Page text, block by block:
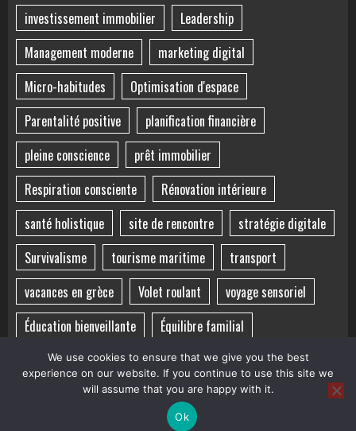
investissement immobilier
Leadership
Management moderne
marketing digital
Micro-habitudes
Optimisation d'espace
Parentalité positive
planification financière
pleine conscience
prêt immobilier
Respiration consciente
Rénovation intérieure
santé holistique
site de rencontre
stratégie digitale
Survivalisme
tourisme maritime
transport
vacances en grèce
Volet roulant
voyage sensoriel
Éducation bienveillante
Équilibre familial
Équilibre mental
Équilibre vie-santé îles grecques
BroadNews
We use cookies to ensure that we give you the best
experience on our website. If you continue to use this site we
will assume that you are happy with it.
Ok